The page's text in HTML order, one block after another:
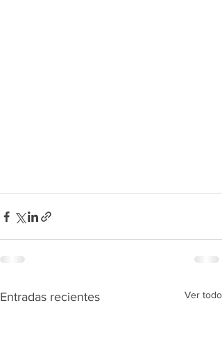
Entradas recientes Ver todo